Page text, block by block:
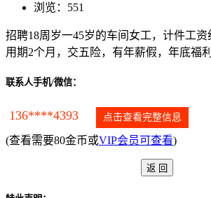
浏览：551
招聘18周岁一45岁的车间女工，计件工资
用期2个月，交五险，有年薪假，年底福利
联系人手机/微信：
136****4393 点击查看完整信息
(查看需要80金币或VIP会员可查看)